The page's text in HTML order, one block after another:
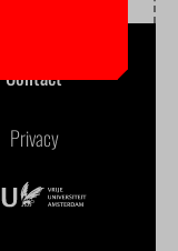
Contact
Privacy